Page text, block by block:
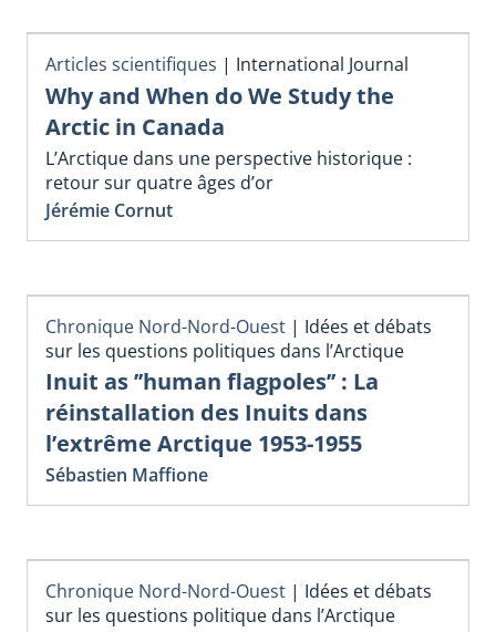
Articles scientifiques | International Journal
Why and When do We Study the
Arctic in Canada
L’Arctique dans une perspective historique :
retour sur quatre âges d’or
Jérémie Cornut
Chronique Nord-Nord-Ouest | Idées et débats
sur les questions politiques dans l’Arctique
Inuit as ’’human flagpoles’’ : La
réinstallation des Inuits dans
l’extrême Arctique 1953-1955
Sébastien Maffione
Chronique Nord-Nord-Ouest | Idées et débats
sur les questions politique dans l’Arctique